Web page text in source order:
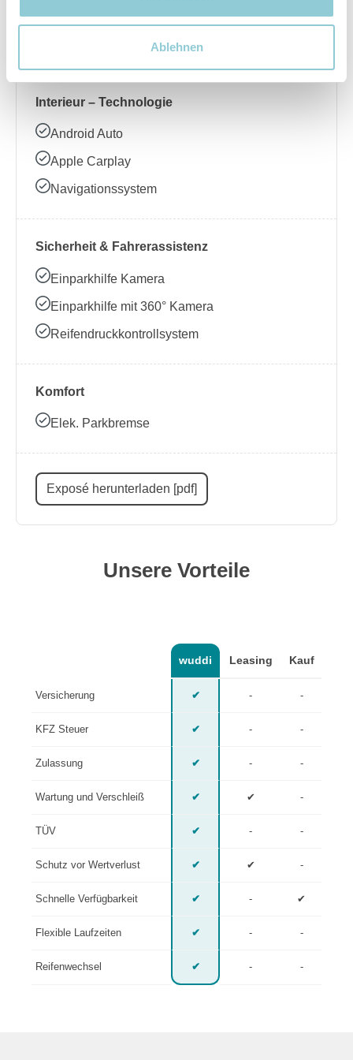
Ablehnen
Beheizbares Lenkrad
Interieur – Technologie
Android Auto
Apple Carplay
Navigationssystem
Sicherheit & Fahrerassistenz
Einparkhilfe Kamera
Einparkhilfe mit 360° Kamera
Reifendruckkontrollsystem
Komfort
Elek. Parkbremse
Exposé herunterladen [pdf]
Unsere Vorteile
wuddi Leasing Kauf
Versicherung ✔ - -
KFZ Steuer ✔ - -
Zulassung ✔ - -
Wartung und Verschleiß ✔ ✔ -
TÜV ✔ - -
Schutz vor Wertverlust ✔ ✔ -
Schnelle Verfügbarkeit ✔ - ✔
Flexible Laufzeiten ✔ - -
Reifenwechsel ✔ - -